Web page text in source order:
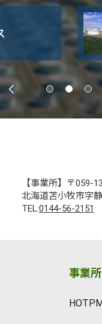
【事業所】〒059-
北海道苫小牧市字
TEL:0144-56-2151
事業